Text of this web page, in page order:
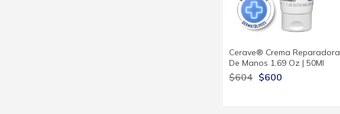
Cerave® Crema Reparadora
De Manos 1.69 Oz | 50Ml
$600
$604